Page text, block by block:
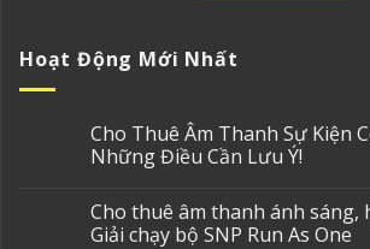
Hoạt Động Mới Nhất
Cho Thuê Âm Thanh Sự Kiện
Những Điều Cần Lưu Ý!
Cho thuê âm thanh ánh sáng,
Giải chạy bộ SNP Run As One